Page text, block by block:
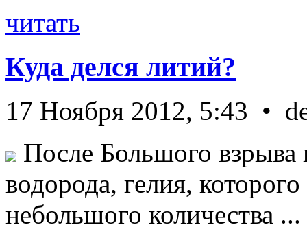
читать
Куда делся литий?
17 Ноября 2012, 5:43 •
После Большого взрыва
водорода, гелия,
небольшого количества ...